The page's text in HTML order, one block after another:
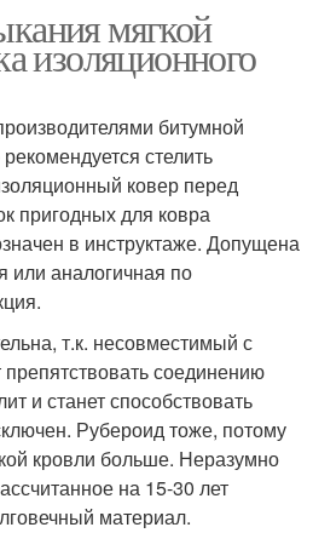
мягкой
изоляционного
битумной
стелить
ковер перед
пригодных для ковра
в инструктаже. Допущена
или аналогичная по
т.к. несовместимый с
соединению
и станет способствовать
Рубероид тоже, потому
кровли больше. Неразумно
на 15-30 лет
материал.